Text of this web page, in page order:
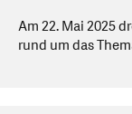
Am 22. Mai 2025
rund um das